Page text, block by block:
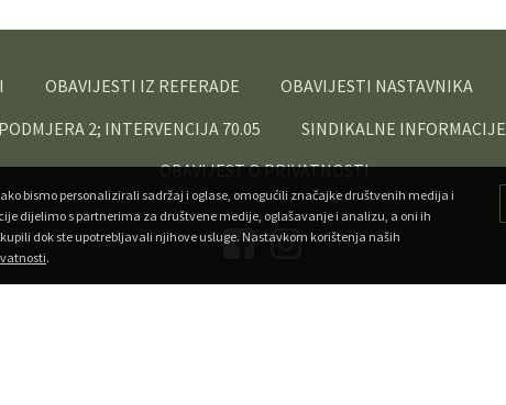
OBAVIJESTI IZ REFERADE OBAVIJESTI NASTAVNIKA
2; INTERVENCIJA 70.05 SINDIKALNE INFORMACIJE
OBAVIJEST O PRIVATNOSTI
bismo personalizirali sadržaj i oglase, omogućili značajke društvenih medija i
dijelimo s partnerima za društvene medije, oglašavanje i analizu, a oni ih
dok ste upotrebljavali njihove usluge. Nastavkom korištenja naših
.